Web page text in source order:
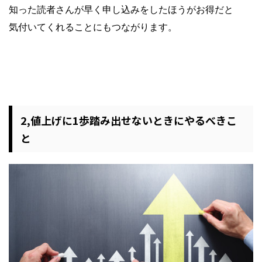
知った読者さんが早く申し込みをしたほうがお得だと
気付いてくれることにもつながります。
2,値上げに1歩踏み出せないときにやるべきこ
と